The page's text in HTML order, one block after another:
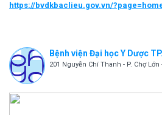
https://bvdkbaclieu.gov.vn/
Bệnh viện Đại học Y Dược
201 Nguyễn Chí Thanh - P. Chợ Lớn